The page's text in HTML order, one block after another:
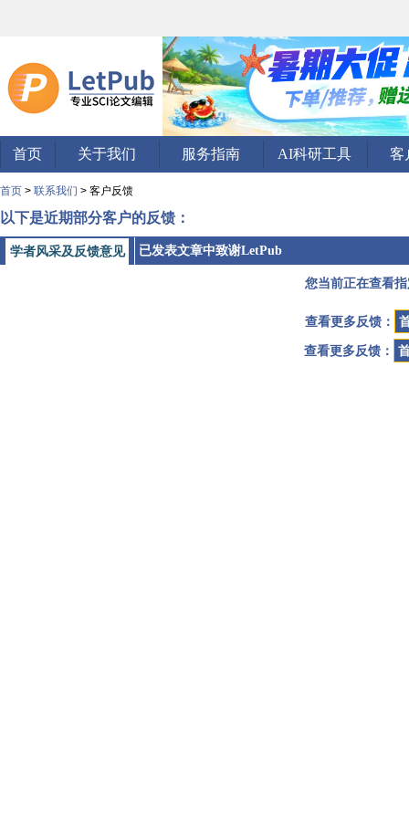
首页 关于我们 服务指南 AI科研工具 客
首页 > 联系我们 > 客户反馈
以下是近期部分客户的反馈：
学者风采及反馈意见 已发表文章中致谢LetPub
您当前正在查看
查看更多反馈：
查看更多反馈：